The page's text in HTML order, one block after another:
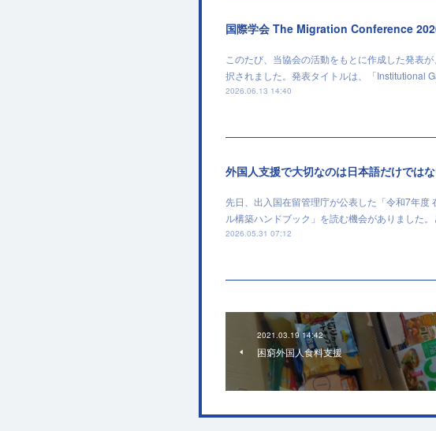
国際学会 The Migration Conference
このたび、当協会の活動をもとに作成した発表
択されました。発表タイトルは、「Institutional
2026.06.13 14:40
外国人支援で大切なのは日本語だけでは
先日、出入国在留管理庁が公表した「令和7年
ル構築ハンドブック」を読む機会がありました
2026.05.31 07:12
2021.03.19 14:42
困窮外国人食料支援